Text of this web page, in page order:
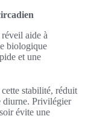
aide à
biologique
et une
stabilité, réduit
diurne. Privilégier
évite une